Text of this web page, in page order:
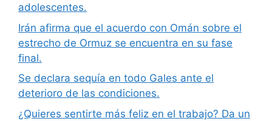
adolescentes.
Irán afirma que el acuerdo con Omán sobre el
estrecho de Ormuz se encuentra en su fase
final.
Se declara sequía en todo Gales ante el
deterioro de las condiciones.
¿Quieres sentirte más feliz en el trabajo? Da un